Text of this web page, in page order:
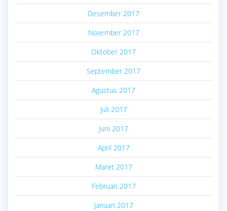
Desember 2017
November 2017
Oktober 2017
September 2017
Agustus 2017
Juli 2017
Juni 2017
April 2017
Maret 2017
Februari 2017
Januari 2017